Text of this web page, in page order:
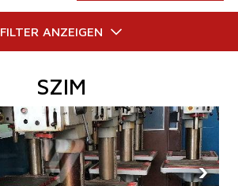
FILTER ANZEIGEN
SZIM
›